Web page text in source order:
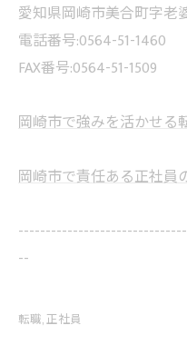
愛知県岡崎市美合町字老
電話番号:0564-51-1460
FAX番号:0564-51-1509
岡崎市で強みを活かせる
岡崎市で責任ある正社員
--
転職 正社員